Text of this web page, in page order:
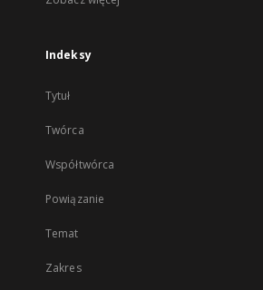
Indeksy
Tytuł
Twórca
Współtwórca
Powiązanie
Temat
Zakres